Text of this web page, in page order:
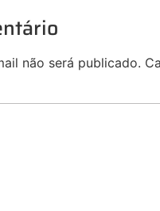
não será publicado.